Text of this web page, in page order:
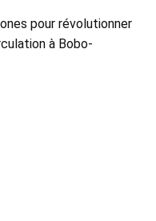
pour révolutionner
à Bobo-